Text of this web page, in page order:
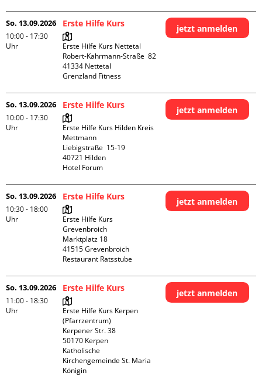
So. 13.09.2026
10:00 - 17:30
Uhr
Erste Hilfe Kurs
Erste Hilfe Kurs Nettetal
Robert-Kahrmann-Straße  82
41334 Nettetal
Grenzland Fitness
jetzt anmelden
So. 13.09.2026
10:00 - 17:30
Uhr
Erste Hilfe Kurs
Erste Hilfe Kurs Hilden Kreis
Mettmann
Liebigstraße  15-19
40721 Hilden
Hotel Forum
jetzt anmelden
So. 13.09.2026
10:30 - 18:00
Uhr
Erste Hilfe Kurs
Erste Hilfe Kurs
Grevenbroich
Marktplatz 18
41515 Grevenbroich
Restaurant Ratsstube
jetzt anmelden
So. 13.09.2026
11:00 - 18:30
Uhr
Erste Hilfe Kurs
Erste Hilfe Kurs Kerpen
(Pfarrzentrum)
Kerpener Str. 38
50170 Kerpen
Katholische
Kirchengemeinde St. Maria
Königin
jetzt anmelden